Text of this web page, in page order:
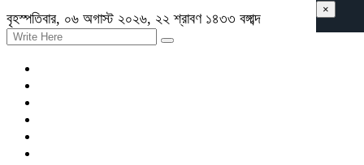
বৃহস্পতিবার, ০৬ অগাস্ট ২০২৬, ২২ শ্রাবণ ১৪৩৩ বঙ্গাব্দ
×